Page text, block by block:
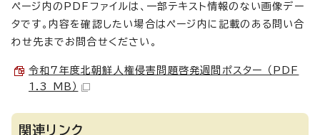
ページ内のPDFファイルは、一部テキスト情報のない画像デー
タです。内容を確認したい場合はページ内に記載のある問い合
わせ先までお問合せください。
令和7年度北朝鮮人権侵害問題啓発週間ポスター （PDF
1.3 MB）
関連リンク